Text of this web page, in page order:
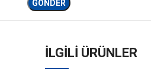
İLGILI ÜRÜNLER